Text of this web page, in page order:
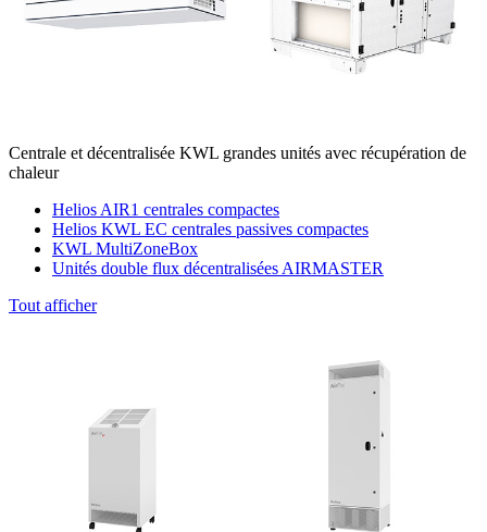
Centrale et décentralisée KWL grandes unités avec récupération de
chaleur
Helios AIR1 centrales compactes
Helios KWL EC centrales passives compactes
KWL MultiZoneBox
Unités double flux décentralisées AIRMASTER
Tout afficher